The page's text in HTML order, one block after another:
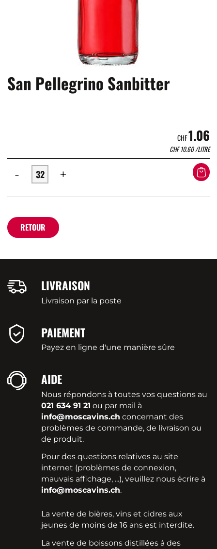
San Pellegrino Sanbitter
CHF1.06
CHF10.60/LITRE
- +
RETOUR
LIVRAISON
Livraison par la poste
PAIEMENT
Payez en ligne d'une manière sûre
AIDE
Nous répondons à toutes vos questions au
021 634 91 21 ou par mail à
info@moscavins.ch concernant des
problèmes de commande, de livraison ou
de produit.
Pour des questions relatives au site
internet (problèmes de connexion,
mauvais affichage, ...), veuillez nous écrire à
info@moscavins.ch.
La vente de bières, vins et cidres aux
jeunes de moins de 16 ans est interdite.
La vente de boissons distillées à des